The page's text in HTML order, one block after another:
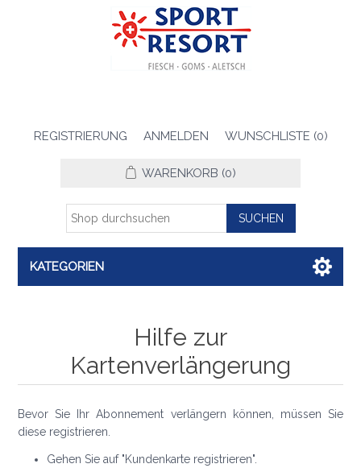
REGISTRIERUNG ANMELDEN WUNSCHLISTE (0)
WARENKORB (0)
KATEGORIEN
Hilfe zur
Kartenverlängerung
Bevor Sie Ihr Abonnement verlängern können, müssen Sie
diese registrieren.
Gehen Sie auf "Kundenkarte registrieren".